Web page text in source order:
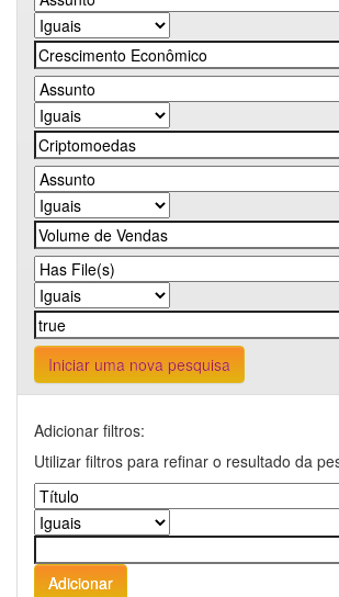
Iniciar uma nova pesquisa
Adicionar filtros:
Utilizar filtros para refinar o resultado da